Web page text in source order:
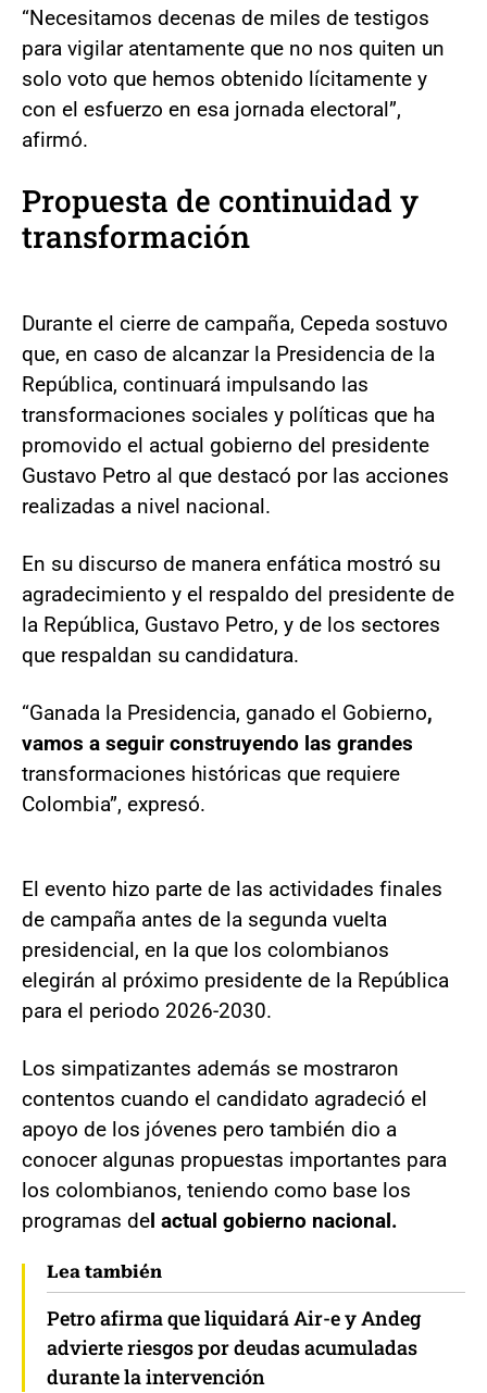
“Necesitamos decenas de miles de testigos
para vigilar atentamente que no nos quiten un
solo voto que hemos obtenido lícitamente y
con el esfuerzo en esa jornada electoral”,
afirmó.
Propuesta de continuidad y
transformación
Durante el cierre de campaña, Cepeda sostuvo
que, en caso de alcanzar la Presidencia de la
República, continuará impulsando las
transformaciones sociales y políticas que ha
promovido el actual gobierno del presidente
Gustavo Petro al que destacó por las acciones
realizadas a nivel nacional.
En su discurso de manera enfática mostró su
agradecimiento y el respaldo del presidente de
la República, Gustavo Petro, y de los sectores
que respaldan su candidatura.
“Ganada la Presidencia, ganado el Gobierno,
vamos a seguir construyendo las grandes
transformaciones históricas que requiere
Colombia”, expresó.
El evento hizo parte de las actividades finales
de campaña antes de la segunda vuelta
presidencial, en la que los colombianos
elegirán al próximo presidente de la República
para el periodo 2026-2030.
Los simpatizantes además se mostraron
contentos cuando el candidato agradeció el
apoyo de los jóvenes pero también dio a
conocer algunas propuestas importantes para
los colombianos, teniendo como base los
programas del actual gobierno nacional.
Lea también
Petro afirma que liquidará Air-e y Andeg
advierte riesgos por deudas acumuladas
durante la intervención